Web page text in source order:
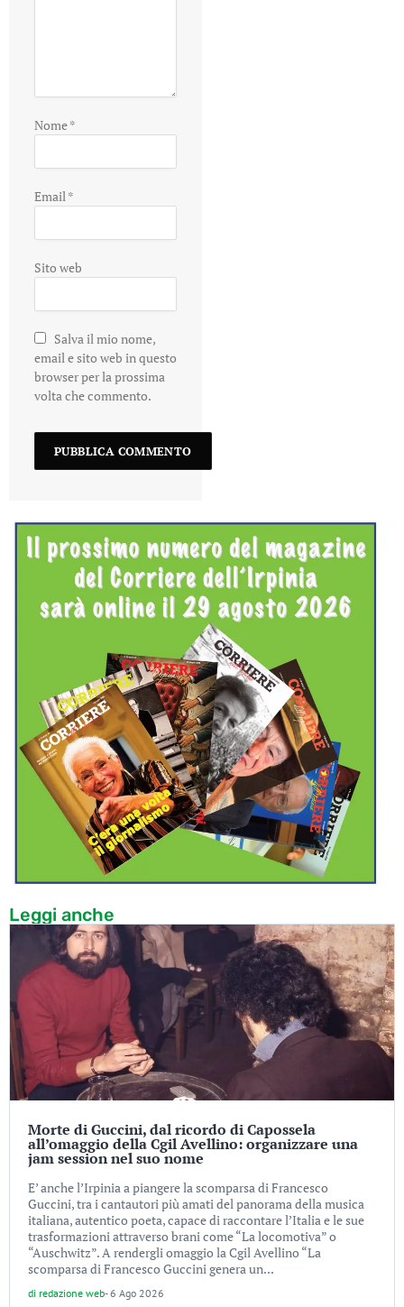
Nome*
Email*
Sito web
Salva il mio nome,
email e sito web in questo
browser per la prossima
volta che commento.
Leggi anche
Morte di Guccini, dal ricordo di Capossela
all’omaggio della Cgil Avellino: organizzare una
jam session nel suo nome
E’ anche l’Irpinia a piangere la scomparsa di Francesco
Guccini, tra i cantautori più amati del panorama della musica
italiana, autentico poeta, capace di raccontare l’Italia e le sue
trasformazioni attraverso brani come “La locomotiva” o
“Auschwitz”. A rendergli omaggio la Cgil Avellino “La
scomparsa di Francesco Guccini genera un...
di redazione web-6 Ago 2026